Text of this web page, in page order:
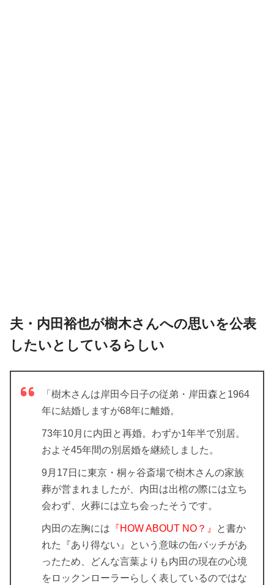
夫・内田裕也が樹木さんへの思いを公表
したいとしているらしい
「樹木さんは岸田今日子の従弟・岸田森と1964
年に結婚しますが68年に離婚。
73年10月に内田と再婚。わずか1年半で別居。
およそ45年間の別居婚を継続しました。
9月17日に東京・桐ヶ谷斎場で樹木さんの家族
葬が営まれましたが、内田は出棺の際には立ち
会わず、火葬には立ち会ったそうです。
内田の左胸には 『HOW ABOUT NO？』
と書か
れた『あり得ない』という意味の缶バッチがあ
ったため、どんな言葉よりも内田の現在の心境
をロックンローラーらしく表しているのではな